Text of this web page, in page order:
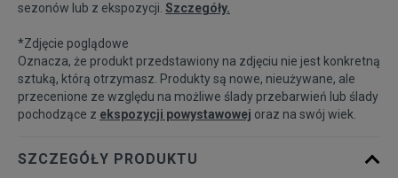
sezonów lub z ekspozycji. Szczegóły.
*Zdjęcie poglądowe
Oznacza, że produkt przedstawiony na zdjęciu nie jest konkretną
sztuką, którą otrzymasz. Produkty są nowe, nieużywane, ale
przecenione ze względu na możliwe ślady przebarwień lub ślady
pochodzące z ekspozycji powystawowej oraz na swój wiek.
SZCZEGÓŁY PRODUKTU